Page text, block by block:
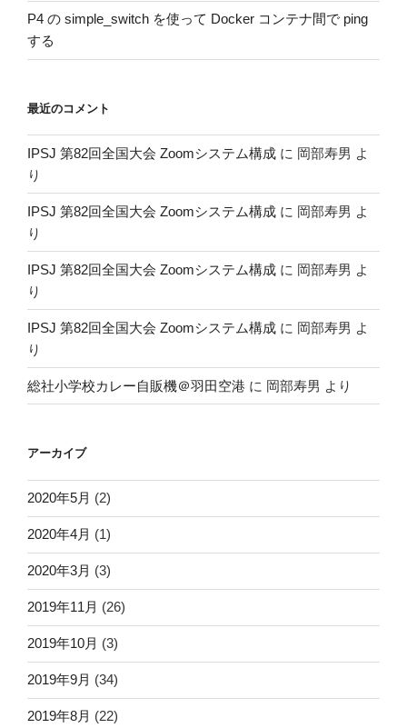
P4 の simple_switch を使って Docker コンテナ間で ping
する
最近のコメント
IPSJ 第82回全国大会 Zoomシステム構成 に 岡部寿男 よ
り
IPSJ 第82回全国大会 Zoomシステム構成 に 岡部寿男 よ
り
IPSJ 第82回全国大会 Zoomシステム構成 に 岡部寿男 よ
り
IPSJ 第82回全国大会 Zoomシステム構成 に 岡部寿男 よ
り
総社小学校カレー自販機＠羽田空港 に 岡部寿男 より
アーカイブ
2020年5月 (2)
2020年4月 (1)
2020年3月 (3)
2019年11月 (26)
2019年10月 (3)
2019年9月 (34)
2019年8月 (22)